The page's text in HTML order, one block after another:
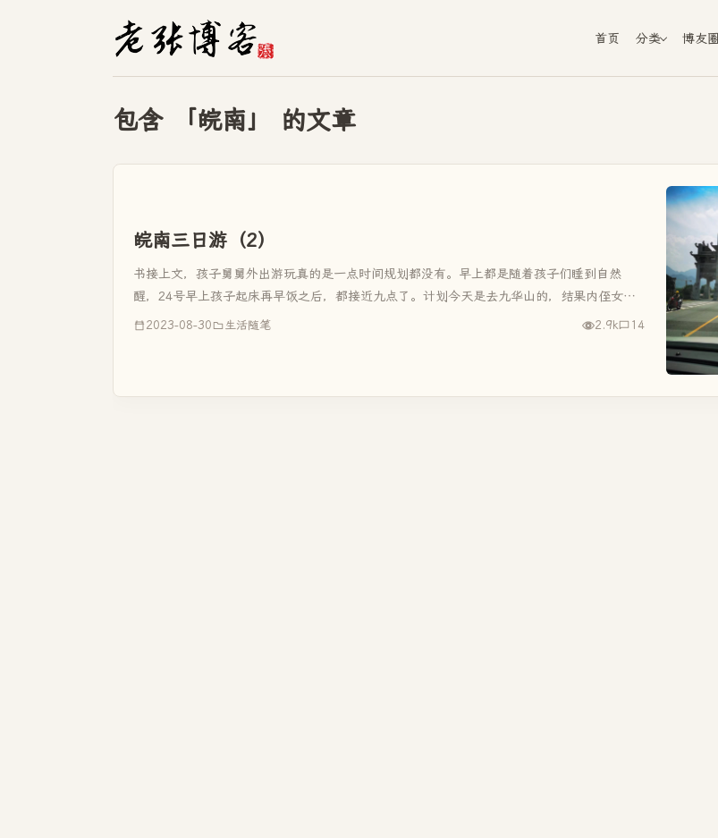
首页 分类 博友圈
包含 「皖南」 的文章
皖南三日游（2）
书接上文，孩子舅舅外出游玩真的是一点时间规划都没有。早上都是随着孩子们睡到自然
醒，24号早上孩子起床再早饭之后，都接近九点了。计划今天是去九华山的，结果内侄女穿
的是拖鞋，父女两个又到外面去买运动鞋，鞋子买回来的时候都已经十点多了。从径县...
2023-08-30 生活随笔 2.9k 14